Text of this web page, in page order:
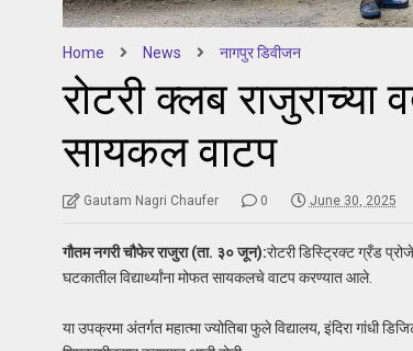
Home News नागपुर डिवीजन
रोटरी क्लब राजुराच्या
सायकल वाटप
Gautam Nagri Chaufer 0 June 30, 2025
गौतम नगरी चौफेर राजुरा (ता. ३० जून):रोटरी डिस्ट्रिक्ट ग्रँड
घटकातील विद्यार्थ्यांना मोफत सायकलचे वाटप करण्यात आले.
या उपक्रमा अंतर्गत महात्मा ज्योतिबा फुले विद्यालय, इंदिरा गांधी